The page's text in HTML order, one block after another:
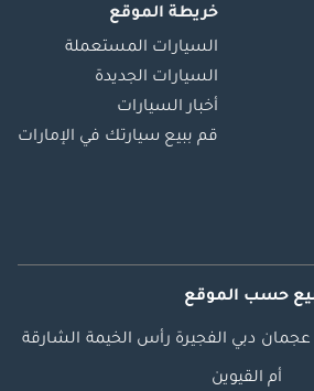
خريطة الموقع
السيارات المستعملة
السيارات الجديدة
أخبار السيارات
قم ببيع سيارتك في الإمارات
حسب الموقع
عجمان دبي الفجيرة رأس الخيمة الشارقة
أم القيوين